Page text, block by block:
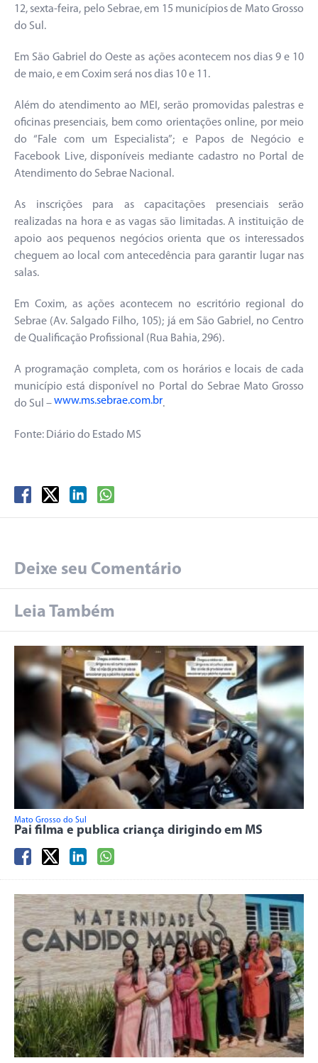
12, sexta-feira, pelo Sebrae, em 15 municípios de Mato Grosso
do Sul.
Em São Gabriel do Oeste as ações acontecem nos dias 9 e 10
de maio, e em Coxim será nos dias 10 e 11.
Além do atendimento ao MEI, serão promovidas palestras e
oficinas presenciais, bem como orientações online, por meio
do “Fale com um Especialista”; e Papos de Negócio e
Facebook Live, disponíveis mediante cadastro no Portal de
Atendimento do Sebrae Nacional.
As inscrições para as capacitações presenciais serão
realizadas na hora e as vagas são limitadas. A instituição de
apoio aos pequenos negócios orienta que os interessados
cheguem ao local com antecedência para garantir lugar nas
salas.
Em Coxim, as ações acontecem no escritório regional do
Sebrae (Av. Salgado Filho, 105); já em São Gabriel, no Centro
de Qualificação Profissional (Rua Bahia, 296).
A programação completa, com os horários e locais de cada
município está disponível no Portal do Sebrae Mato Grosso
do Sul –www.ms.sebrae.com.br.
Fonte: Diário do Estado MS
Deixe seu Comentário
Leia Também
Mato Grosso do Sul
Pai filma e publica criança dirigindo em MS